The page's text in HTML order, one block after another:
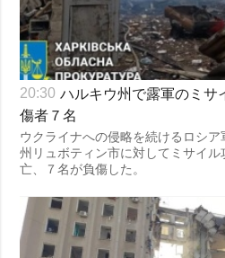
20:30 ハルキウ州で露軍のミ
傷者７名
ウクライナへの侵略を続けるロシ
州リュボティン市に対してミサイ
亡、７名が負傷した。